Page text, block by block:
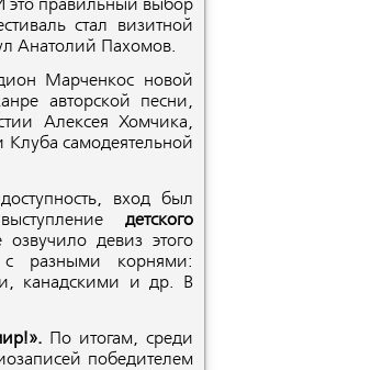
это правильный выбор
стал визитной
Анатолий Пахомов.
Марченкос новой
авторской песни,
Алексея Хомчика,
Клуба самодеятельной
вход был
детского
озвучило девиз этого
с разными корнями:
канадскими и др. В
По итогам, среди
победителем